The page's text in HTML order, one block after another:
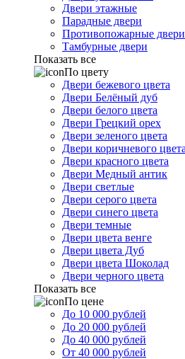
Двери этажные
Парадные двери
Противопожарные двери
Тамбурные двери
Показать все
По цвету
Двери бежевого цвета
Двери Белёный дуб
Двери белого цвета
Двери Грецкий орех
Двери зеленого цвета
Двери коричневого цвета
Двери красного цвета
Двери Медный антик
Двери светлые
Двери серого цвета
Двери синего цвета
Двери темные
Двери цвета венге
Двери цвета Дуб
Двери цвета Шоколад
Двери черного цвета
Показать все
По цене
До 10 000 рублей
До 20 000 рублей
До 40 000 рублей
От 40 000 рублей